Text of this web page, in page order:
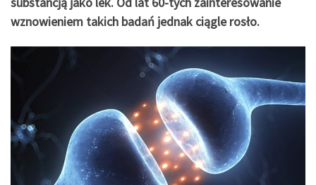
wznowieniem takich badań jednak ciągle rosło.